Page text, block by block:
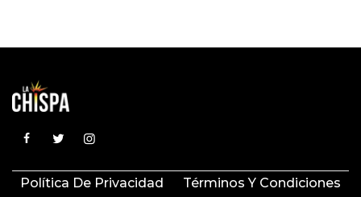
Política De Privacidad Términos Y Condiciones